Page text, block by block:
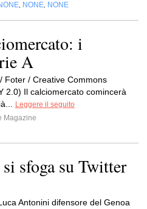
NONE NONE
i
A
Foter / Creative Commons
2.0) Il calciomercato comincerà
Leggere il seguito
Magazine
sfoga su Twitter
Antonini difensore del Genoa